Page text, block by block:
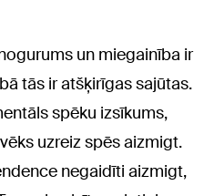
un miegainība ir
tās ir atšķirīgas sajūtas.
spēku izsīkums,
uzreiz spēs aizmigt.
negaidīti aizmigt,